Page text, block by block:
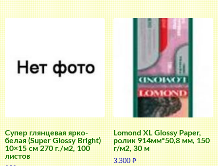
Супер глянцевая ярко-
белая (Super Glossy Bright)
10×15 см 270 г./м2, 100
листов
Lomond XL Glossy Paper,
ролик 914мм*50,8 мм, 150
г/м2, 30 м
3.300₽